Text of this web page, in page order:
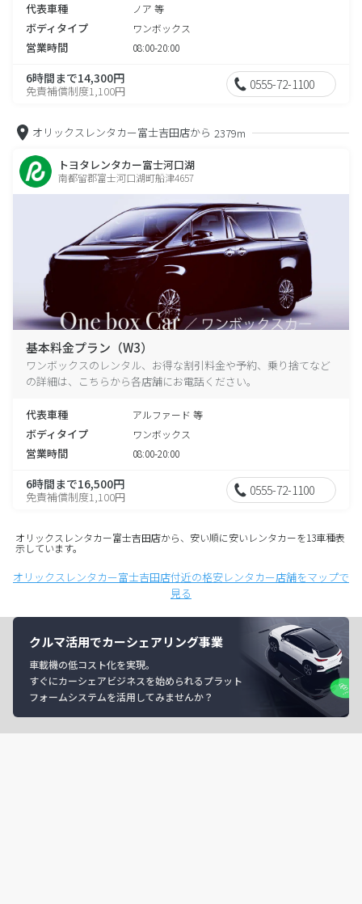
代表車種 ノア 等
ボディタイプ ワンボックス
営業時間 08:00-20:00
6時間まで14,300円
免責補償制度1,100円 0555-72-1100
オリックスレンタカー富士吉田店から 2379m
トヨタレンタカー富士河口湖
南都留郡富士河口湖町船津4657
基本料金プラン（W3）
ワンボックスのレンタル、お得な割引料金や予約、乗り捨てなど
の詳細は、こちらから各店舗にお電話ください。
代表車種 アルファード 等
ボディタイプ ワンボックス
営業時間 08:00-20:00
6時間まで16,500円
免責補償制度1,100円 0555-72-1100
オリックスレンタカー富士吉田店から、安い順に安いレンタカーを13車種表
示しています。
オリックスレンタカー富士吉田店付近の格安レンタカー店舗をマップで
見る
クルマ活用でカーシェアリング事業
車載機の低コスト化を実現。
すぐにカーシェアビジネスを始められるプラット
フォームシステムを活用してみませんか？